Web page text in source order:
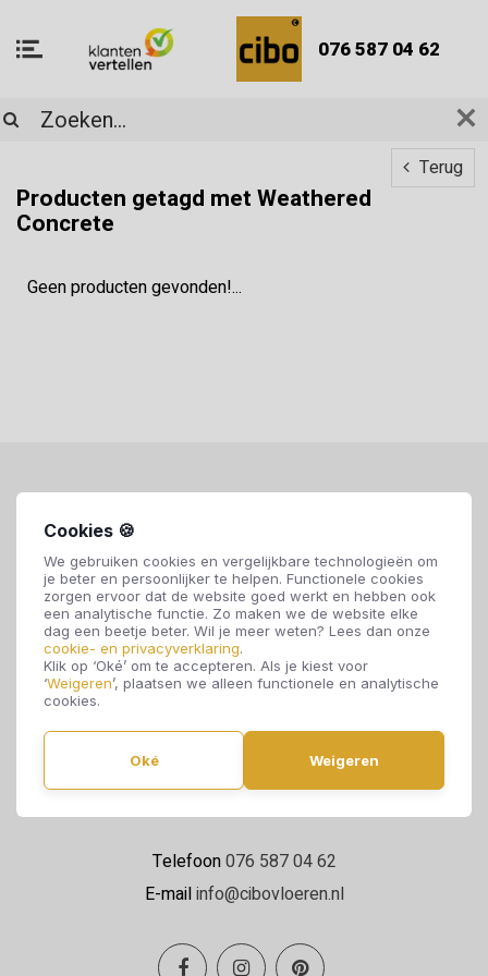
Cookies 🍪
We gebruiken cookies en vergelijkbare technologieën om
je beter en persoonlijker te helpen. Functionele cookies
zorgen ervoor dat de website goed werkt en hebben ook
een analytische functie. Zo maken we de website elke
dag een beetje beter. Wil je meer weten? Lees dan onze
cookie- en privacyverklaring.
Klik op ‘Oké’ om te accepteren. Als je kiest voor
‘Weigeren’, plaatsen we alleen functionele en analytische
cookies.
Oké Weigeren
076 587 04 62
Terug
Producten getagd met Weathered
Concrete
Geen producten gevonden!...
Cibo Vloeren
4814 NE Breda
Maandag t/m zaterdag 09:00 - 17:00
Telefoon076 587 04 62
E-mailinfo@cibovloeren.nl